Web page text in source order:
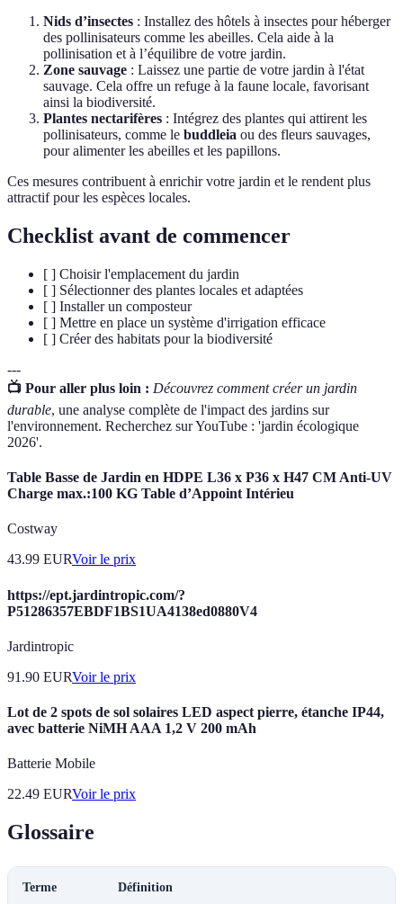
Nids d’insectes : Installez des hôtels à insectes pour héberger
des pollinisateurs comme les abeilles. Cela aide à la
pollinisation et à l’équilibre de votre jardin.
Zone sauvage : Laissez une partie de votre jardin à l'état
sauvage. Cela offre un refuge à la faune locale, favorisant
ainsi la biodiversité.
Plantes nectarifères : Intégrez des plantes qui attirent les
pollinisateurs, comme le buddleia ou des fleurs sauvages,
pour alimenter les abeilles et les papillons.
Ces mesures contribuent à enrichir votre jardin et le rendent plus
attractif pour les espèces locales.
Checklist avant de commencer
[ ] Choisir l'emplacement du jardin
[ ] Sélectionner des plantes locales et adaptées
[ ] Installer un composteur
[ ] Mettre en place un système d'irrigation efficace
[ ] Créer des habitats pour la biodiversité
---
📺 Pour aller plus loin : Découvrez comment créer un jardin
durable, une analyse complète de l'impact des jardins sur
l'environnement. Recherchez sur YouTube : 'jardin écologique
2026'.
Table Basse de Jardin en HDPE L36 x P36 x H47 CM Anti-UV
Charge max.:100 KG Table d’Appoint Intérieu
Costway
43.99 EURVoir le prix
https://ept.jardintropic.com/?
P51286357EBDF1BS1UA4138ed0880V4
Jardintropic
91.90 EURVoir le prix
Lot de 2 spots de sol solaires LED aspect pierre, étanche IP44,
avec batterie NiMH AAA 1,2 V 200 mAh
Batterie Mobile
22.49 EURVoir le prix
Glossaire
Terme Définition